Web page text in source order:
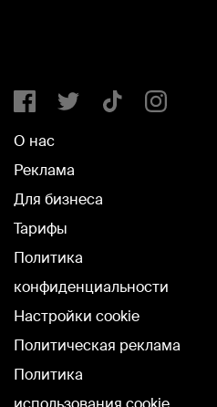
О нас
Реклама
Для бизнеса
Тарифы
Политика
конфиденциальности
Настройки cookie
Политическая реклама
Политика